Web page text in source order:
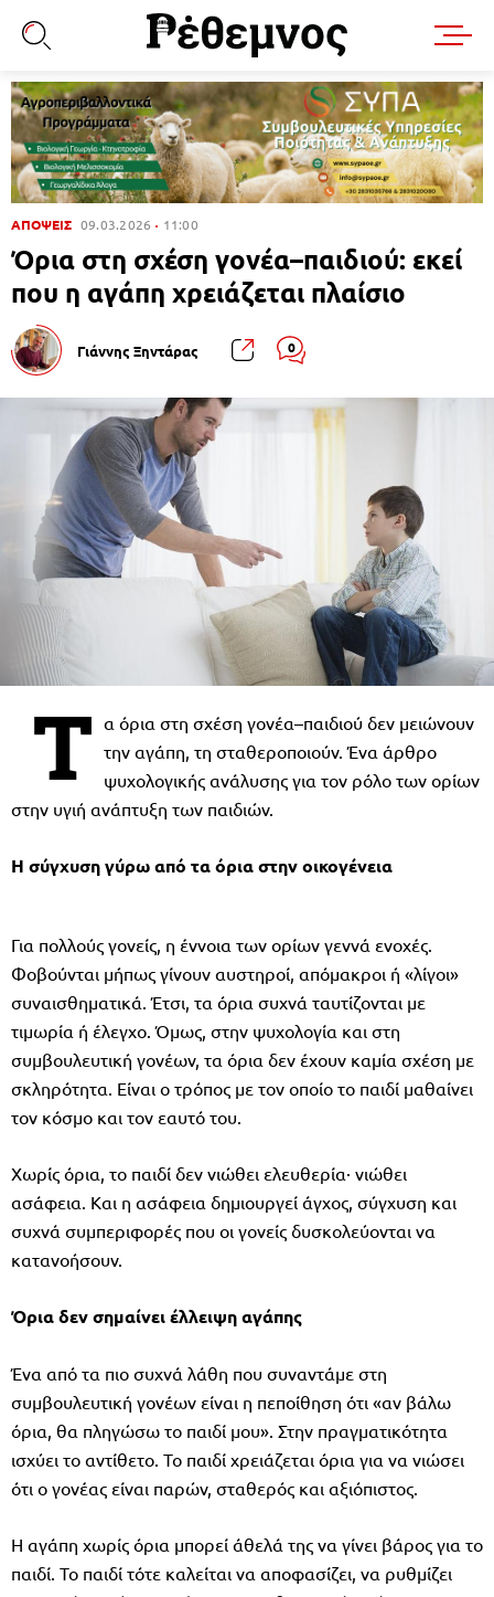
ΑΠΟΨΕΙΣ 09.03.2026 11:00
Όρια στη σχέση γονέα–παιδιού: εκεί
που η αγάπη χρειάζεται πλαίσιο
Γιάννης Ξηντάρας 0
Τ α όρια στη σχέση γονέα–παιδιού δεν μειώνουν
την αγάπη, τη σταθεροποιούν. Ένα άρθρο
ψυχολογικής ανάλυσης για τον ρόλο των ορίων
στην υγιή ανάπτυξη των παιδιών.
Η σύγχυση γύρω από τα όρια στην οικογένεια
Για πολλούς γονείς, η έννοια των ορίων γεννά ενοχές.
Φοβούνται μήπως γίνουν αυστηροί, απόμακροι ή «λίγοι»
συναισθηματικά. Έτσι, τα όρια συχνά ταυτίζονται με
τιμωρία ή έλεγχο. Όμως, στην ψυχολογία και στη
συμβουλευτική γονέων, τα όρια δεν έχουν καμία σχέση με
σκληρότητα. Είναι ο τρόπος με τον οποίο το παιδί μαθαίνει
τον κόσμο και τον εαυτό του.
Χωρίς όρια, το παιδί δεν νιώθει ελευθερία· νιώθει
ασάφεια. Και η ασάφεια δημιουργεί άγχος, σύγχυση και
συχνά συμπεριφορές που οι γονείς δυσκολεύονται να
κατανοήσουν.
Όρια δεν σημαίνει έλλειψη αγάπης
Ένα από τα πιο συχνά λάθη που συναντάμε στη
συμβουλευτική γονέων είναι η πεποίθηση ότι «αν βάλω
όρια, θα πληγώσω το παιδί μου». Στην πραγματικότητα
ισχύει το αντίθετο. Το παιδί χρειάζεται όρια για να νιώσει
ότι ο γονέας είναι παρών, σταθερός και αξιόπιστος.
Η αγάπη χωρίς όρια μπορεί άθελά της να γίνει βάρος για το
παιδί. Το παιδί τότε καλείται να αποφασίζει, να ρυθμίζει